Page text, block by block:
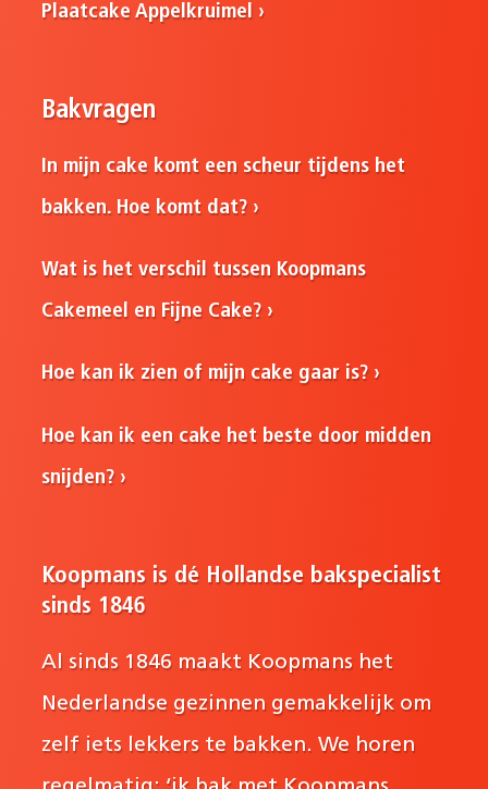
Plaatcake Appelkruimel
Bakvragen
In mijn cake komt een scheur tijdens het
bakken. Hoe komt dat?
Wat is het verschil tussen Koopmans
Cakemeel en Fijne Cake?
Hoe kan ik zien of mijn cake gaar is?
Hoe kan ik een cake het beste door midden
snijden?
Koopmans is dé Hollandse bakspecialist
sinds 1846
Al sinds 1846 maakt Koopmans het
Nederlandse gezinnen gemakkelijk om
zelf iets lekkers te bakken. We horen